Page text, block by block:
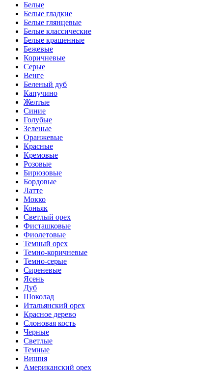
Белые
Белые гладкие
Белые глянцевые
Белые классические
Белые крашенные
Бежевые
Коричневые
Серые
Венге
Беленый дуб
Капучино
Желтые
Синие
Голубые
Зеленые
Оранжевые
Красные
Кремовые
Розовые
Бирюзовые
Бордовые
Латте
Мокко
Коньяк
Светлый орех
Фисташковые
Фиолетовые
Темный орех
Темно-коричневые
Темно-серые
Сиреневые
Ясень
Дуб
Шоколад
Итальянский орех
Красное дерево
Слоновая кость
Черные
Светлые
Темные
Вишня
Американский орех